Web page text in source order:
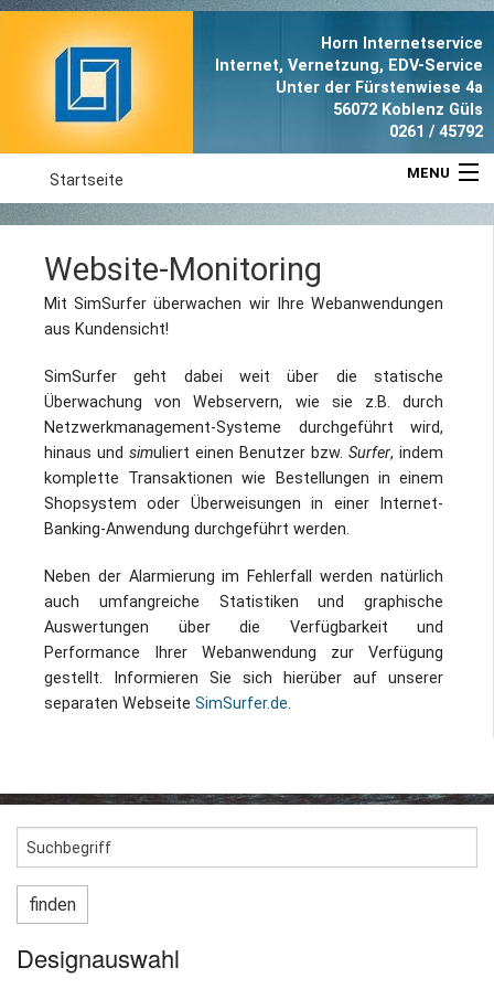
Horn Internetservice
Internet, Vernetzung, EDV-Service
Unter der Fürstenwiese 4a
56072 Koblenz Güls
0261 / 45792
MENU
Startseite
Anfahrt
Portrait
Impressum / Datenschutz
Website-Monitoring
Mit SimSurfer überwachen wir Ihre Webanwendungen
aus Kundensicht!
SimSurfer geht dabei weit über die statische
Überwachung von Webservern, wie sie z.B. durch
Netzwerkmanagement-Systeme durchgeführt wird,
hinaus und simuliert einen Benutzer bzw. Surfer, indem
komplette Transaktionen wie Bestellungen in einem
Shopsystem oder Überweisungen in einer Internet-
Banking-Anwendung durchgeführt werden.
Neben der Alarmierung im Fehlerfall werden natürlich
auch umfangreiche Statistiken und graphische
Auswertungen über die Verfügbarkeit und
Performance Ihrer Webanwendung zur Verfügung
gestellt. Informieren Sie sich hierüber auf unserer
separaten Webseite SimSurfer.de.
Designauswahl